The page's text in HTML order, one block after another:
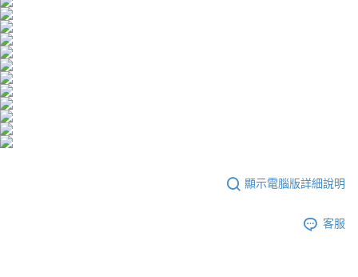
顯示電腦版詳細說明
客服